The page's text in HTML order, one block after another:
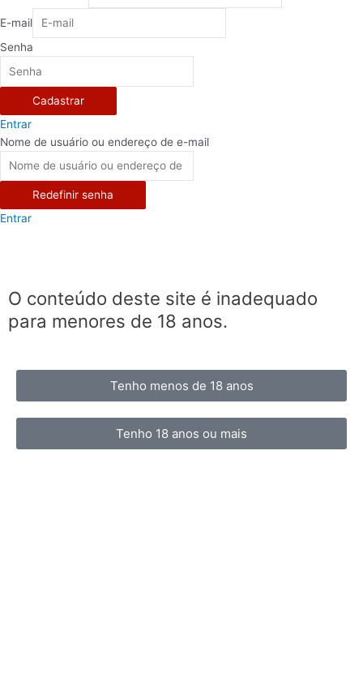
E-mail
Senha
Cadastrar
Entrar
Nome de usuário ou endereço de e-mail
Redefinir senha
Entrar
O conteúdo deste site é inadequado
para menores de 18 anos.
Tenho menos de 18 anos
Tenho 18 anos ou mais